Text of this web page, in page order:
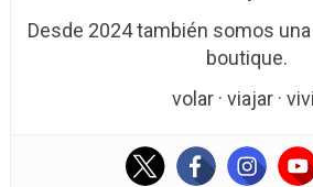
Desde 2024 también somos
boutique.
volar · viajar ·